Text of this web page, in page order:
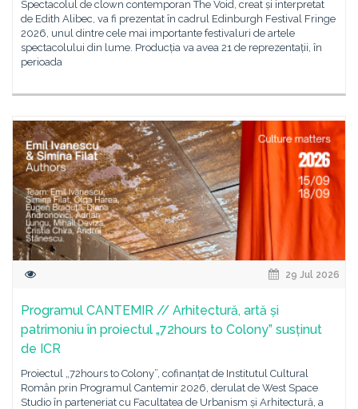
Spectacolul de clown contemporan The Void, creat și interpretat
de Edith Alibec, va fi prezentat în cadrul Edinburgh Festival Fringe
2026, unul dintre cele mai importante festivaluri de artele
spectacolului din lume. Producția va avea 21 de reprezentații, în
perioada
29 Jul 2026
Programul CANTEMIR // Arhitectură, artă și
patrimoniu în proiectul „72hours to Colony” susținut
de ICR
Proiectul „72hours to Colony”, cofinanțat de Institutul Cultural
Român prin Programul Cantemir 2026, derulat de West Space
Studio în parteneriat cu Facultatea de Urbanism și Arhitectură, a